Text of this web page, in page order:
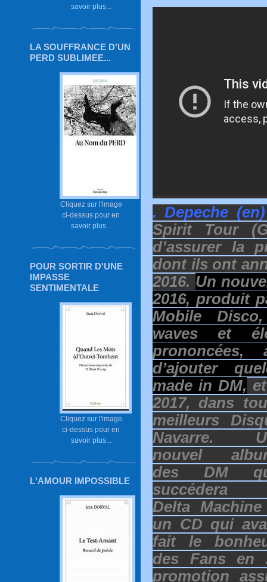
savoir plus...
LA SOUFFRANCE D'UN
PERD SUBLIMEE...
Cliquez sur l'image
ci-dessus pour en
savoir plus...
POUR SORTIR D'UNE
IMPASSE
SENTIMENTALE
Cliquez sur l'image
ci-dessus pour en
savoir plus...
L'AMOUR IMPOSSIBLE
. Depeche
Spirit Tour
d’assurer la
dont ils ont
2016. Un
2016, produit
Mobile
waves et
prononcées,
d’ajouter
made in DM,
2017, dans
meilleurs
Navarre.
nouvel
des DM
succédera
Delta
un CD qui
fait le
des Fans en
promotion